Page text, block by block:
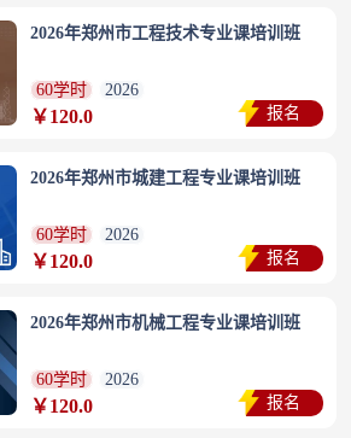
2026年郑州市工程技术专业课培训班
60学时 2026
￥120.0 报名
2026年郑州市城建工程专业课培训班
60学时 2026
￥120.0 报名
2026年郑州市机械工程专业课培训班
60学时 2026
￥120.0 报名